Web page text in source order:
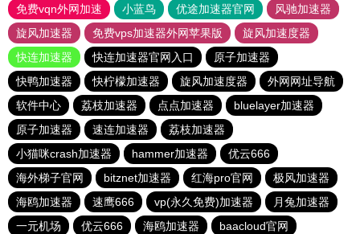
免费vqn外网加速
小蓝鸟 优途加速器官网
风驰加速器
旋风加速器
免费vps加速器外网苹果版
旋风加速度器
快连加速器
快连加速器官网入口
原子加速器
快鸭加速器
快柠檬加速器 旋风加速度器
外网网址导航
软件中心
荔枝加速器 点点加速器
bluelayer加速器
原子加速器
速连加速器
荔枝加速器
小猫咪crash加速器
hammer加速器
优云666
海外梯子官网
bitznet加速器 红海pro官网
极风加速器
海鸥加速器
速鹰666 vp(永久免费)加速器
月兔加速器
一元机场
优云666 海鸥加速器
baacloud官网